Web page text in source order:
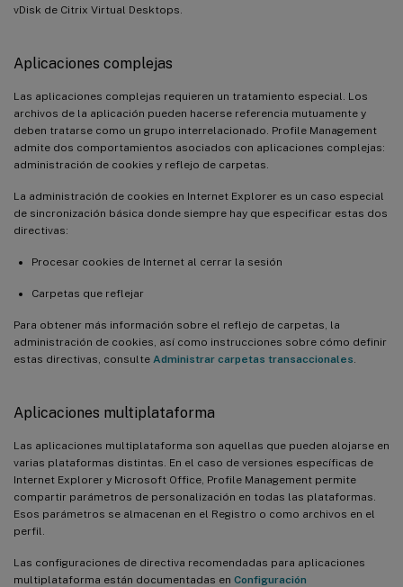
vDisk de Citrix Virtual Desktops.
Aplicaciones complejas
Las aplicaciones complejas requieren un tratamiento especial. Los
archivos de la aplicación pueden hacerse referencia mutuamente y
deben tratarse como un grupo interrelacionado. Profile Management
admite dos comportamientos asociados con aplicaciones complejas:
administración de cookies y reflejo de carpetas.
La administración de cookies en Internet Explorer es un caso especial
de sincronización básica donde siempre hay que especificar estas dos
directivas:
Procesar cookies de Internet al cerrar la sesión
Carpetas que reflejar
Para obtener más información sobre el reflejo de carpetas, la
administración de cookies, así como instrucciones sobre cómo definir
estas directivas, consulte Administrar carpetas transaccionales
Aplicaciones multiplataforma
Las aplicaciones multiplataforma son aquellas que pueden alojarse en
varias plataformas distintas. En el caso de versiones específicas de
Internet Explorer y Microsoft Office, Profile Management permite
compartir parámetros de personalización en todas las plataformas.
Esos parámetros se almacenan en el Registro o como archivos en el
perfil.
Las configuraciones de directiva recomendadas para aplicaciones
multiplataforma están documentadas en Configuración